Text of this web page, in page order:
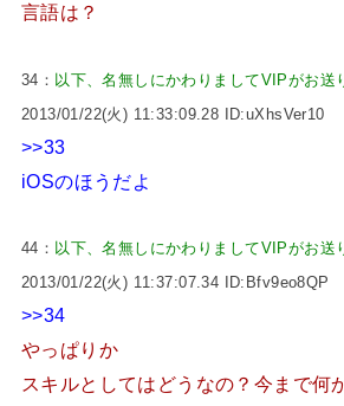
言語は？
34： 以下、名無しにかわりましてVIPがお送
2013/01/22(火) 11:33:09.28 ID:uXhsVer10
>>33
iOSのほうだよ
44： 以下、名無しにかわりましてVIPがお送
2013/01/22(火) 11:37:07.34 ID:Bfv9eo8QP
>>34
やっぱりか
スキルとしてはどうなの？今まで何